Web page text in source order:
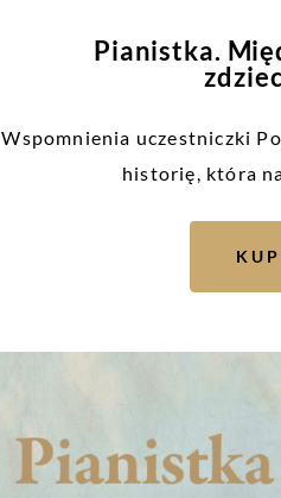
Pianistka.
Wspomnienia uczestniczki
historię, która